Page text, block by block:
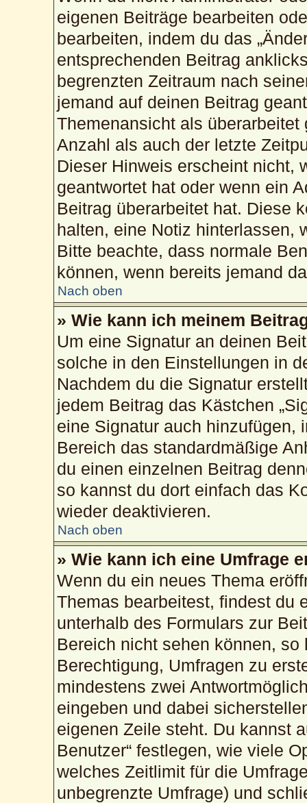
eigenen Beiträge bearbeiten
bearbeiten, indem du das
entsprechenden Beitrag
begrenzten Zeitraum nach
jemand auf deinen Beitrag
Themenansicht als
Anzahl als auch der letzte
Dieser Hinweis erscheint nicht,
geantwortet hat oder wenn ein
Beitrag überarbeitet hat. Diese
halten, eine Notiz hinterlassen,
Bitte beachte, dass normale
können, wenn bereits jemand
Nach oben
» Wie kann ich meinem
Um eine Signatur an deinen
solche in den Einstellungen in
Nachdem du die Signatur
jedem Beitrag das Kästchen
eine Signatur auch hinzufügen,
Bereich das standardmäßige
du einen einzelnen Beitrag
so kannst du dort einfach das
wieder deaktivieren.
Nach oben
» Wie kann ich eine Umfrage
Wenn du ein neues Thema
Themas bearbeitest, findest du
unterhalb des Formulars zur
Bereich nicht sehen können,
Berechtigung, Umfragen zu
mindestens zwei
eingeben und dabei
eigenen Zeile steht. Du kannst
Benutzer“ festlegen, wie viele
welches Zeitlimit für die
unbegrenzte Umfrage) und